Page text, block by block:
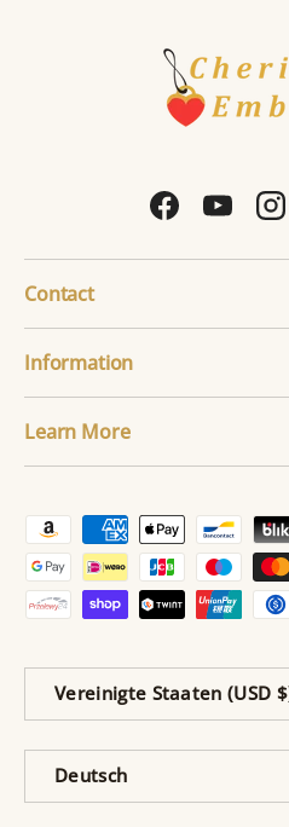
FacebookYouTube
Contact
Information
Learn More
Zahlungsmethoden
Vereinigte Staaten (USD
Deutsch